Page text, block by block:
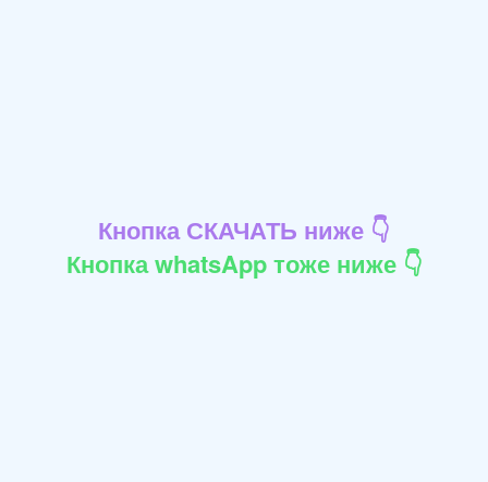
Кнопка СКАЧАТЬ ниже 👇
Кнопка whatsApp тоже ниже 👇